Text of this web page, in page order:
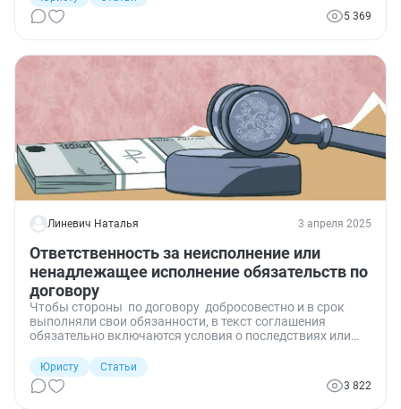
и какие пункты следует в нем отразить.
5 369
Линевич Наталья 3 апреля 2025
Ответственность за неисполнение или
ненадлежащее исполнение обязательств по
договору
Чтобы стороны по договору добросовестно и в срок
выполняли свои обязанности, в текст соглашения
обязательно включаются условия о последствиях или
неисполнения или ненадлежащего исполнения
обязательств. Поговорим об основных мерах
ответственности, наиболее часто применяемых в
Юристу
Статьи
3 822